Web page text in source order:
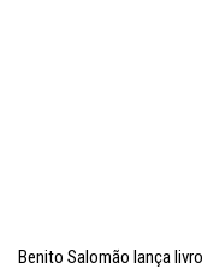
Benito Salomão lança